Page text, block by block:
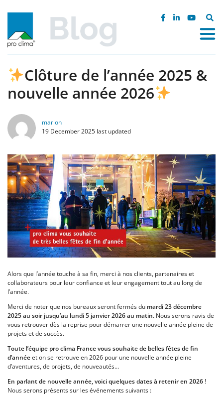
Search
for:
Clôture de l’année 2025 &
nouvelle année 2026
marion
19 December 2025 last updated
Alors que l’année touche à sa fin, merci à nos clients, partenaires et
collaborateurs pour leur confiance et leur engagement tout au long de
l’année.
Merci de noter que nos bureaux seront fermés du mardi 23 décembre
2025 au soir jusqu’au lundi 5 janvier 2026 au matin. Nous serons ravis de
vous retrouver dès la reprise pour démarrer une nouvelle année pleine de
projets et de succès.
Toute l’équipe pro clima France vous souhaite de belles fêtes de fin
d’annéeet on se retrouve en 2026 pour une nouvelle année pleine
d’aventures, de projets, de nouveautés…
En parlant de nouvelle année, voici quelques dates à retenir en 2026 !
Nous serons présents sur les événements suivants :